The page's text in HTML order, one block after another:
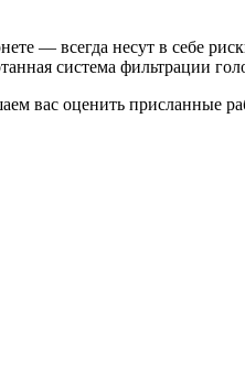
— всегда несут в себе
система фильтрации
вас оценить присланные